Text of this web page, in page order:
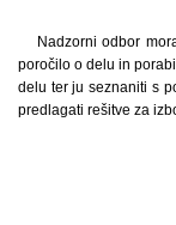
Nadzorni odbor
poročilo o delu in
delu ter ju seznaniti s
predlagati rešitve za